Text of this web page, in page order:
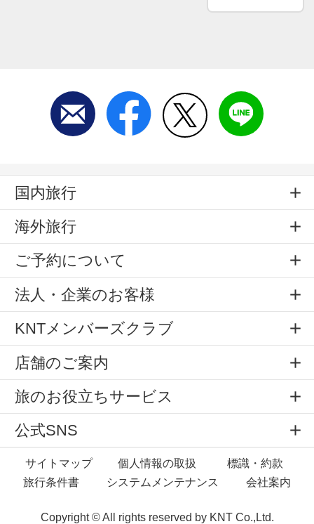
国内旅行
海外旅行
ご予約について
法人・企業のお客様
KNTメンバーズクラブ
店舗のご案内
旅のお役立ちサービス
公式SNS
サイトマップ 個人情報の取扱
標識・約款
旅行条件書
システムメンテナンス 会社案内
Copyright © All rights reserved by KNT Co.,Ltd.